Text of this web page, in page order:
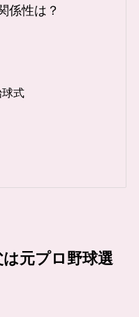
係性は？
式
元プロ野球選